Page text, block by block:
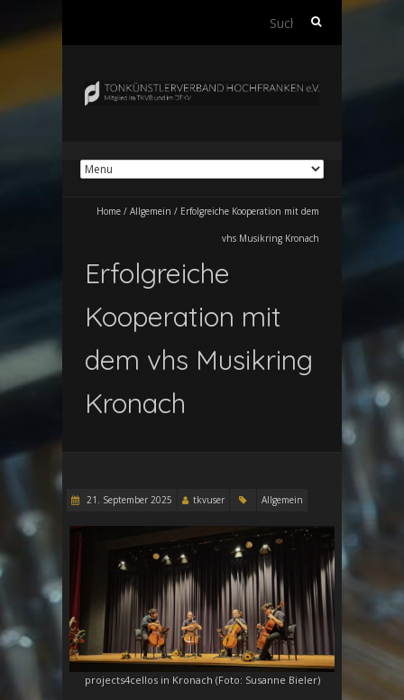
Suchen
Home / Allgemein / Erfolgreiche Kooperation mit dem
vhs Musikring Kronach
Erfolgreiche
Kooperation mit
dem vhs Musikring
Kronach
21. September 2025 tkvuser Allgemein
projects4cellos in Kronach (Foto: Susanne Bieler)